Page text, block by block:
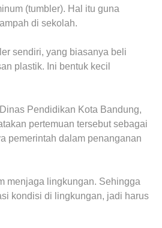
(tumbler). Hal itu guna
di sekolah.
sendiri, yang biasanya beli
plastik. Ini bentuk kecil
Pendidikan Kota Bandung,
pertemuan tersebut sebagai
pemerintah dalam penanganan
menjaga lingkungan. Sehingga
kondisi di lingkungan, jadi harus